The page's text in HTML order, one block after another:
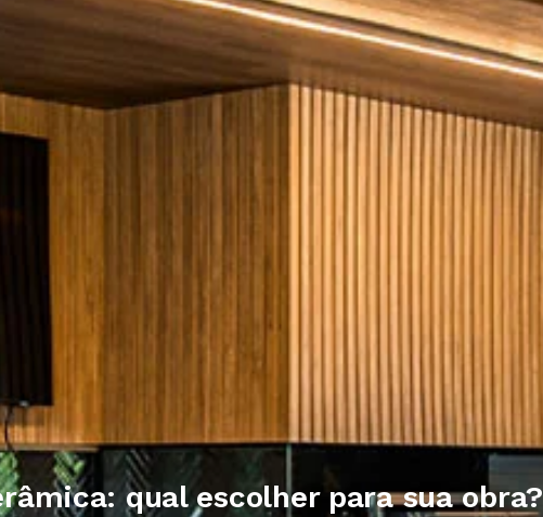
qual escolher para sua obra?